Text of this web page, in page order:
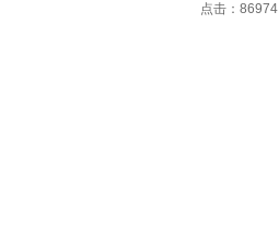
8 21:28:27 点击：86974